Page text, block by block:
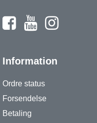
Information
Ordre status
Forsendelse
Betaling